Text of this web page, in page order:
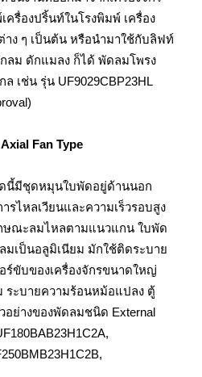
ครื่องปริ้นท์ในโรงพิมพ์ เครื่อง
าง ๆ เป็นต้น หรือนำมาใช้กับลิฟท์
ลม ดักแมลง ก็ได้ พัดลมโพรง
เช่น รุ่น UF9029CBP23HL
Fan Type
นี้มีชุดหมุนใบพัดอยู่ด้านนอก
รไหลเวียนและความเร็วรอบสูง
ณะลมไหลตามแนวแกน ใบพัด
มเป็นอลูมิเนียม มักใช้ติดระบาย
ร์ขับของเครื่องจักรขนาดใหญ่
ระบายความร้อนหม้อแปลง ตู้
ย่างของพัดลมชนิด External